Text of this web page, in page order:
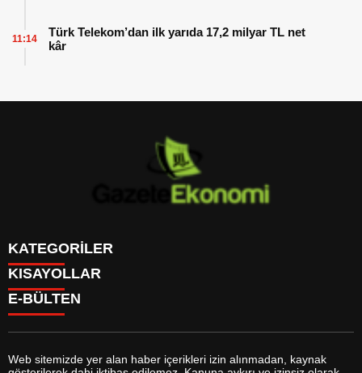
Türk Telekom’dan ilk yarıda 17,2 milyar TL net
kâr
11:14
KATEGORİLER
GÜNDEM
DÜNYA
SİYASET
MAGAZİN
SAĞLIK
KISAYOLLAR
BURÇLAR
FİKSTÜR
E-BÜLTEN
Web sitemizde yer alan haber içerikleri izin alınmadan, kaynak